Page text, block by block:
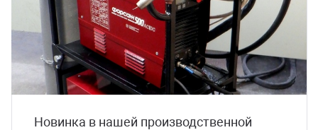
Новинка в нашей производственной